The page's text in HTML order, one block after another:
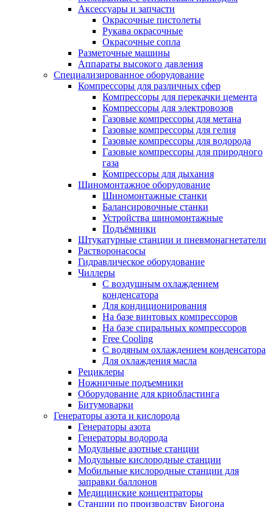
Аксессуары и запчасти
Окрасочные пистолеты
Рукава окрасочные
Окрасочные сопла
Разметочные машины
Аппараты высокого давления
Специализированное оборудование
Компрессоры для различных сфер
Компрессоры для перекачки цемента
Компрессоры для электровозов
Газовые компрессоры для метана
Газовые компрессоры для гелия
Газовые компрессоры для водорода
Газовые компрессоры для природного
газа
Компрессоры для дыхания
Шиномонтажное оборудование
Шиномонтажные станки
Балансировочные станки
Устройства шиномонтажные
Подъёмники
Штукатурные станции и пневмонагнетатели
Растворонасосы
Гидравлическое оборудование
Чиллеры
С воздушным охлаждением
конденсатора
Для кондиционирования
На базе винтовых компрессоров
На базе спиральных компрессоров
Free Cooling
С водяным охлаждением конденсатора
Для охлаждения масла
Рециклеры
Ножничные подъемники
Оборудование для криобластинга
Битумоварки
Генераторы азота и кислорода
Генераторы азота
Генераторы водорода
Модульные азотные станции
Модульные кислородные станции
Мобильные кислородные станции для
заправки баллонов
Медицинские концентраторы
Станции по производству Биогона